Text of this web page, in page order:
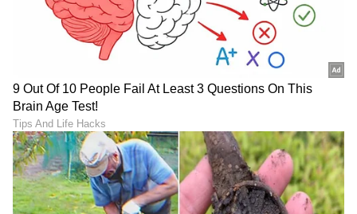
Image Credit :OTHERS
ವೃಶ್ಚಿಕ ರಾಶಿ
ವೃಶ್ಚಿಕ ರಾಶಿಯವರಿಗೆ ಅವಿಟ್ಟಂ ರಾಹುವಿನ ಸಂಚಾರವು
ಧೈರ್ಯ, ವೀರ್ಯ ಸ್ಥಾನವನ್ನು (3ನೇ ಮನೆ) ಬಲಪಡಿಸುತ್ತದೆ.
ಕಾಲಪುರುಷನ 8ನೇ ರಾಶಿಯಾದ ನಿಮಗೆ ಈ ರಾಹು